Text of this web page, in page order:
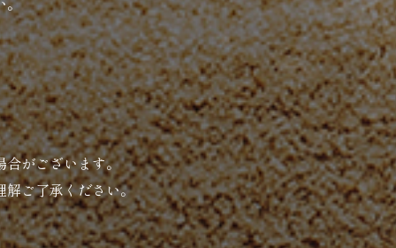
がございます。
ご了承ください。